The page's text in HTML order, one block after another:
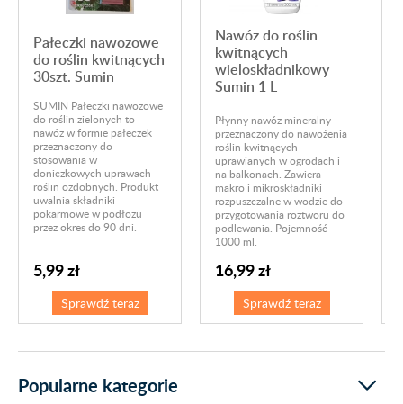
Pałeczki nawozowe
do roślin kwitnących
30szt. Sumin
SUMIN Pałeczki nawozowe
do roślin zielonych to
nawóz w formie pałeczek
przeznaczony do
stosowania w
doniczkowych uprawach
roślin ozdobnych. Produkt
uwalnia składniki
pokarmowe w podłożu
przez okres do 90 dni.
5,99 zł
Sprawdź teraz
Nawóz do roślin
kwitnących
wieloskładnikowy
Sumin 1 L
Płynny nawóz mineralny
przeznaczony do nawożenia
roślin kwitnących
uprawianych w ogrodach i
na balkonach. Zawiera
makro i mikroskładniki
rozpuszczalne w wodzie do
przygotowania roztworu do
podlewania. Pojemność
1000 ml.
16,99 zł
Sprawdź teraz
Popularne kategorie